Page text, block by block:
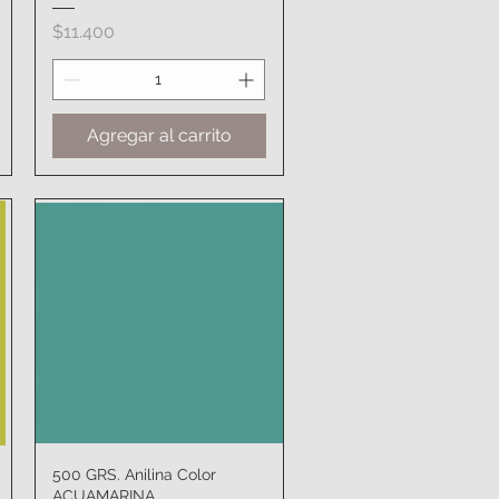
Precio
$11.400
Agregar al carrito
Vista rápida
500 GRS. Anilina Color